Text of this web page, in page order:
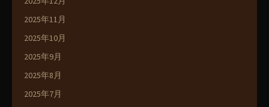
2025年11月
2025年10月
2025年9月
2025年8月
2025年7月